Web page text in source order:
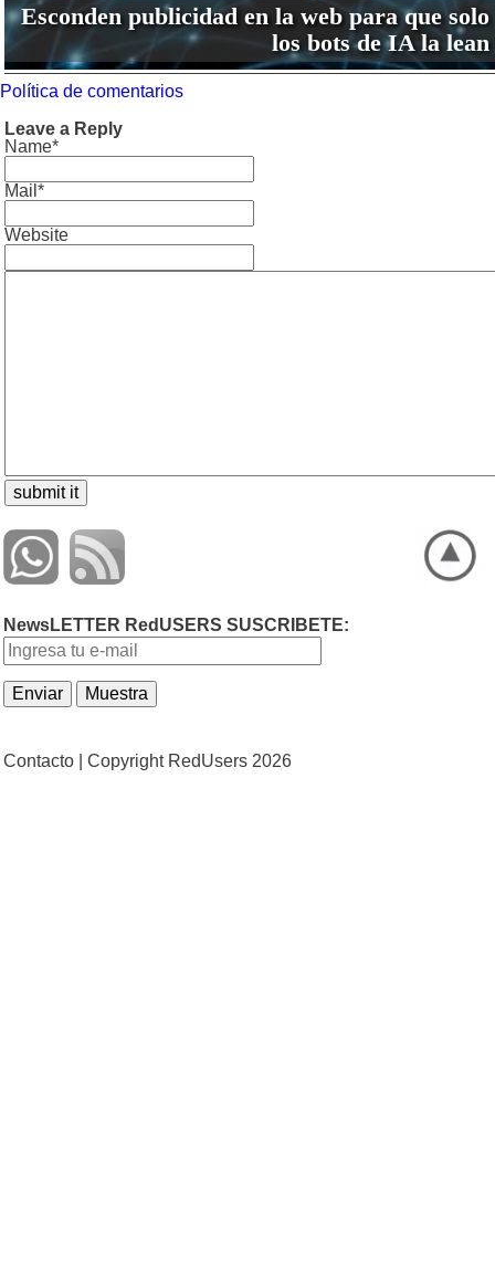
Esconden publicidad en la web para que solo
los bots de IA la lean
Política de comentarios
Leave a Reply
Name*
Mail*
Website
NewsLETTER RedUSERS SUSCRIBETE:
Contacto | Copyright RedUsers 2026